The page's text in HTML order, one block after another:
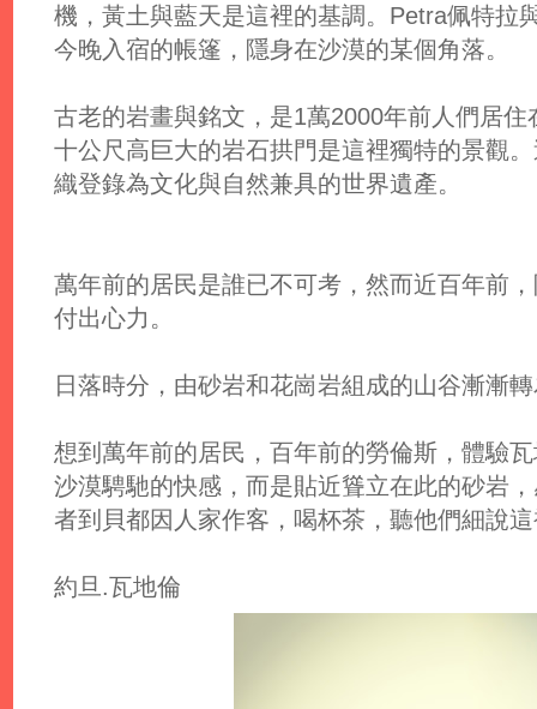
機，黃土與藍天是這裡的基調。Petra佩特拉
今晚入宿的帳篷，隱身在沙漠的某個角落。
古老的岩畫與銘文，是1萬2000年前人們居
十公尺高巨大的岩石拱門是這裡獨特的景觀
織登錄為文化與自然兼具的世界遺產。
萬年前的居民是誰已不可考，然而近百年前
付出心力。
日落時分，由砂岩和花崗岩組成的山谷漸漸
想到萬年前的居民，百年前的勞倫斯，體驗
沙漠騁馳的快感，而是貼近聳立在此的砂岩
者到貝都因人家作客，喝杯茶，聽他們細說
約旦.瓦地倫